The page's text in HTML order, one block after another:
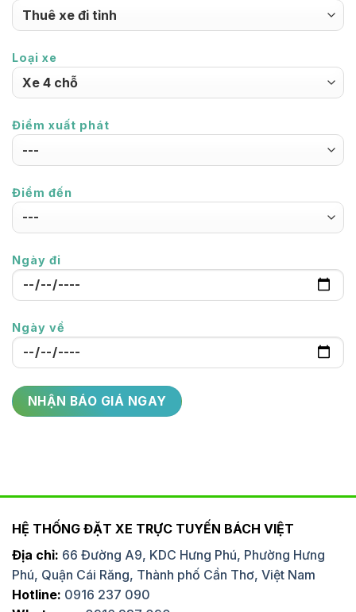
Loại xe
Điểm xuất phát
Điểm đến
Ngày đi
Ngày về
HỆ THỐNG ĐẶT XE TRỰC TUYẾN BÁCH VIỆT
Địa chỉ: 66 Đường A9, KDC Hưng Phú, Phường Hưng
Phú, Quận Cái Răng, Thành phố Cần Thơ, Việt Nam
Hotline: 0916 237 090